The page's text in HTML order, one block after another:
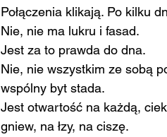
Połączenia klikają. Po kilku
Nie, nie ma lukru i fasad.
Jest za to prawda do dna.
Nie, nie wszystkim ze sobą
wspólny byt stada.
Jest otwartość na każdą,
gniew, na łzy, na ciszę.